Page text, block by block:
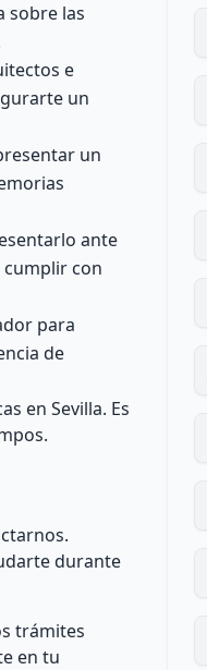
sobre las
e
un
un
ante
con
para
de
en Sevilla. Es
durante
trámites
en tu